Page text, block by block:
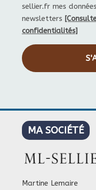
sellier.fr mes
newsletters
confidentialités]
MA SOCIÉTÉ
Martine Lemaire